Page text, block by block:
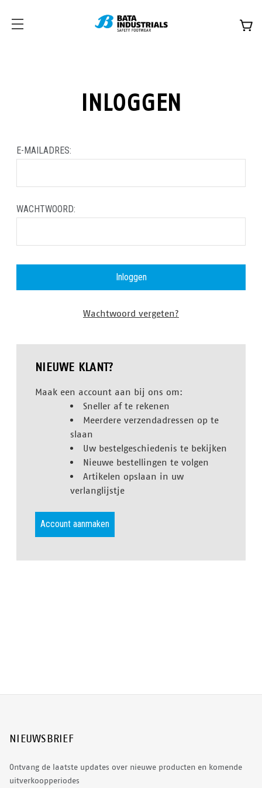
INLOGGEN
E-MAILADRES:
WACHTWOORD:
Wachtwoord vergeten?
NIEUWE KLANT?
Maak een account aan bij ons om:
Sneller af te rekenen
Meerdere verzendadressen op te
slaan
Uw bestelgeschiedenis te bekijken
Nieuwe bestellingen te volgen
Artikelen opslaan in uw
verlanglijstje
Account aanmaken
NIEUWSBRIEF
Ontvang de laatste updates over nieuwe producten en komende
uitverkoopperiodes